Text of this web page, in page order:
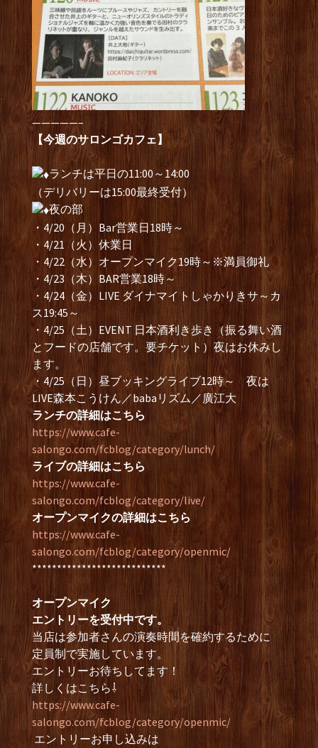
—————–
【今週のサロンゴカフェ】
ランチは平日の11:00～14:00
（デリバリーは15:00最終受付）
夜の部
・4/20（月）Bar営業日18時～
・4/21（火）休業日
・4/22（水）オープンマイク19時～※満員御礼
・4/23（木）BAR営業18時～
・4/24（金）LIVE ダイナマイトしゃかりきサ～カ
ス19:45～
・4/25（土）EVENT 日本酒利き歩き（振る舞い酒
とフードの店舗です。要チケット）夜はお休みし
ます。
・4/25（日）昼ブッキングライブ12時～ 夜は
LIVE森本こうけん／babaリズム／廣江大
ランチの詳細はこちら
https://www.cafe-
salongo.com/fcblog/category/lunch/
ライブの詳細はこちら
https://www.cafe-
salongo.com/fcblog/category/live/
オープンマイクの詳細はこちら
https://www.cafe-
salongo.com/fcblog/category/openmic/
***************************
オープンマイク
エントリーを受付中です。
当店は参加者さんの演奏時間を確約するために
定員制で実施しています。
エントリーお待ちしてます！
詳しくはこちら⇩
https://www.cafe-
salongo.com/fcblog/category/openmic/
エントリーお申し込みは